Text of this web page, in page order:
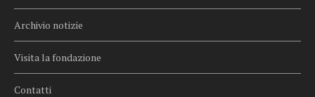
Archivio notizie
Visita la fondazione
Contatti